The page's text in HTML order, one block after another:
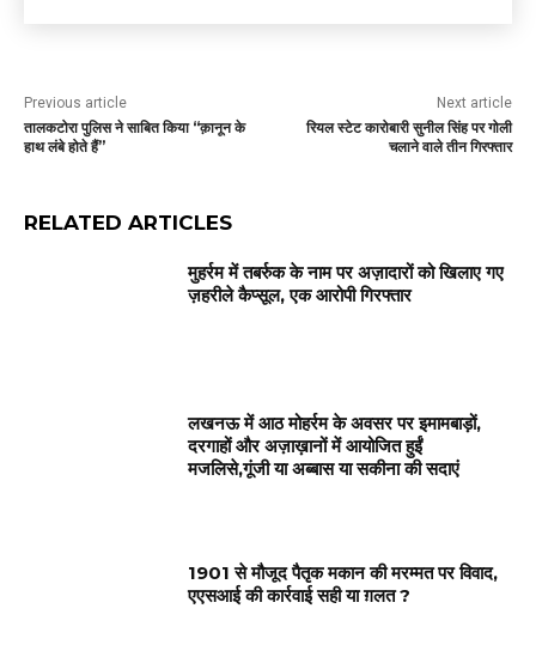
Previous article
तालकटोरा पुलिस ने साबित किया “क़ानून के
हाथ लंबे होते हैं”
Next article
रियल स्टेट कारोबारी सुनील सिंह पर गोली
चलाने वाले तीन गिरफ्तार
RELATED ARTICLES
मुहर्रम में तबर्रुक के नाम पर अज़ादारों को खिलाए गए
ज़हरीले कैप्सूल, एक आरोपी गिरफ्तार
लखनऊ में आठ मोहर्रम के अवसर पर इमामबाड़ों,
दरगाहों और अज़ाख़ानों में आयोजित हुईं
मजलिसे,गूंजी या अब्बास या सकीना की सदाएं
1901 से मौजूद पैतृक मकान की मरम्मत पर विवाद,
एएसआई की कार्रवाई सही या ग़लत ?